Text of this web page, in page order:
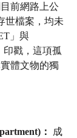
前網路上公
世檔案，均未
」與
印戳，這項孤
體文物的獨
：
成